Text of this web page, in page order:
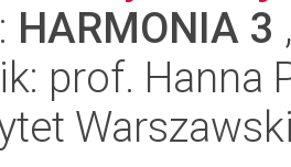
HARMONIA 3
prof. Hanna